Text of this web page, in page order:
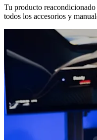
Tu producto
todos los accesorios y